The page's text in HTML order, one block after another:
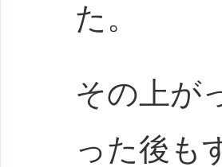
た。
その上が
った後も